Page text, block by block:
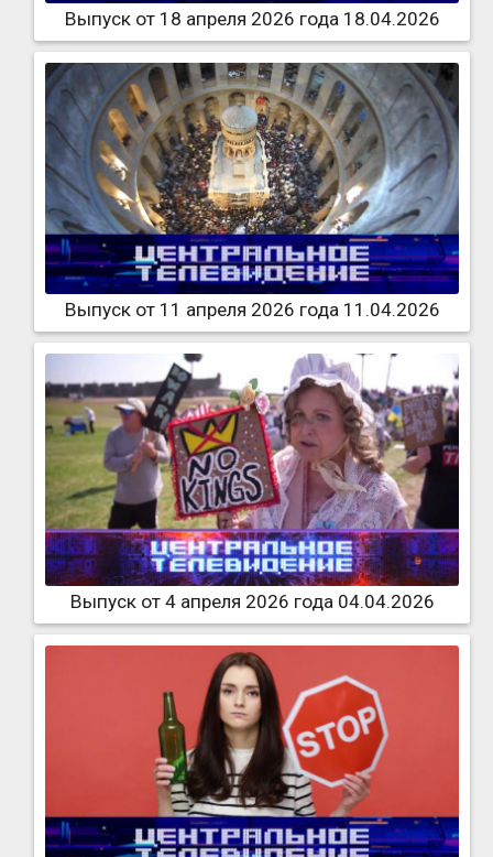
Выпуск от 18 апреля 2026 года 18.04.2026
Выпуск от 11 апреля 2026 года 11.04.2026
Выпуск от 4 апреля 2026 года 04.04.2026